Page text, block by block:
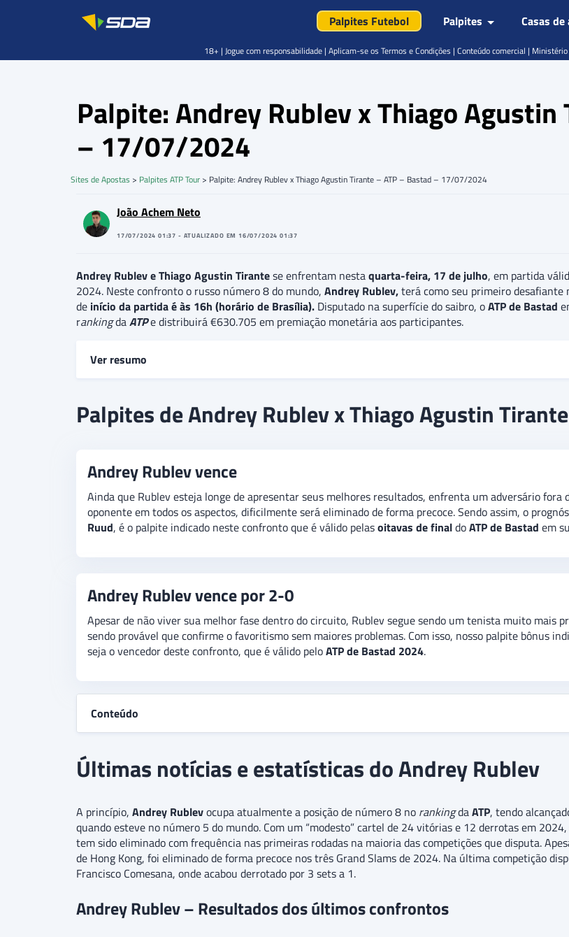
Palpites Futebol Palpites Casas
Palpite: Andrey Rublev x Thiago
– 17/07/2024
Sites de Apostas > Palpites ATP Tour > Palpite: Andrey Rublev x Thiago Agustin Tirante – ATP – Bastad – 17/07/2024
João Achem Neto
17/07/2024 01:37 - ATUALIZADO EM 16/07/2024 01:37
Andrey Rublev e Thiago Agustin Tirantese enfrentam nestaquarta-feira, 17 de julho, em partida
2024. Neste confronto o russo número 8 do mundo, Andrey Rublev,terá como seu primeiro
de início da partida é às 16h (horário de Brasília). Disputado na superfície do saibro, oATP de Bastad
rankingdaATPe distribuirá €630.705 em premiação monetária aos participantes.
Ver resumo
número 8 do mundo, Andrey Rublev, terá como seu primeiro adversário na competição o argentino
Rublev,por chegar descansado fisicamente e precisar provar o seu valor nesta estreia, já que é o
Palpites de Andrey Rublev x Thiago Agustin
Andrey Rublev vence
Ainda que Rublev esteja longe de apresentar seus melhores resultados, enfrenta um adversário
oponente em todos os aspectos, dificilmente será eliminado de forma precoce. Sendo assim, o
Ruud, é o palpite indicado neste confronto que é válido pelasoitavas de finaldoATP de Bastad em
Andrey Rublev vence por 2-0
Apesar de não viver sua melhor fase dentro do circuito, Rublev segue sendo um tenista muito mais
sendo provável que confirme o favoritismo sem maiores problemas. Com isso, nosso palpite bônus
seja o vencedor deste confronto, que é válido peloATP de Bastad 2024.
Conteúdo
Últimas notícias e estatísticas do Andrey Rublev
A princípio, Andrey Rublevocupa atualmente a posição de número 8 no rankingdaATP, tendo
quando esteve no número 5 do mundo. Com um “modesto” cartel de 24 vitórias e 12 derrotas em
tem sido eliminado com frequência nas primeiras rodadas na maioria das competições que disputa.
de Hong Kong, foi eliminado de forma precoce nos três Grand Slams de 2024. Na última competição
Francisco Comesana, onde acabou derrotado por 3 sets a 1.
Andrey Rublev – Resultados dos últimos confrontos
18+ | Jogue com responsabilidade | Aplicam-se os Termos e Condições | Conteúdo comercial |